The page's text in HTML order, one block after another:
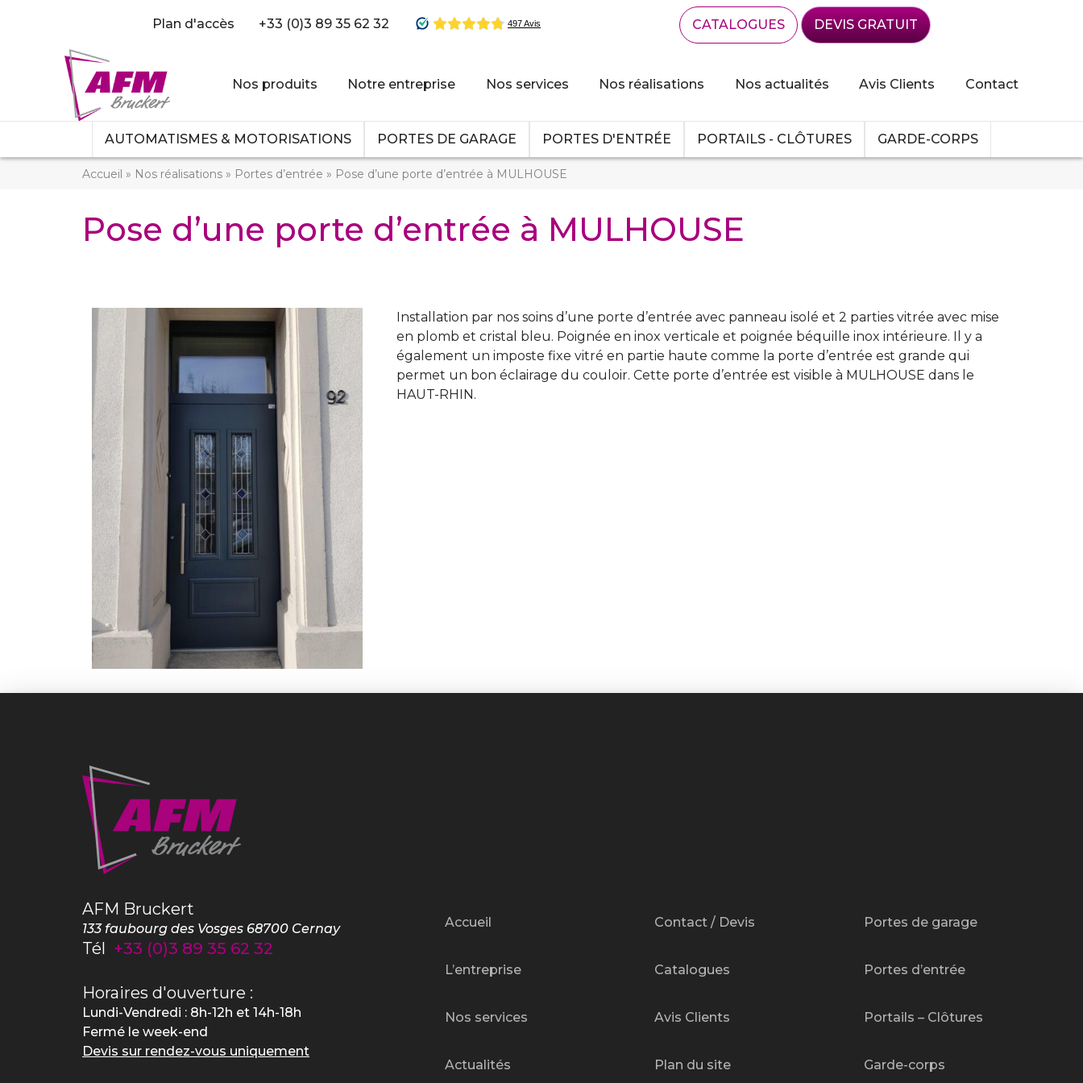
Plan d'accès +33 (0)3 89 35 62 32 CATALOGUES DEVIS GRATUIT
Nos produits Notre entreprise Nos services Nos réalisations Nos actualités Avis Clients Contact
AUTOMATISMES & MOTORISATIONS PORTES DE GARAGE PORTES D'ENTRÉE PORTAILS - CLÔTURES GARDE-CORPS
Accueil » Nos réalisations » Portes d’entrée » Pose d’une porte d’entrée à MULHOUSE
Pose d’une porte d’entrée à MULHOUSE
Installation par nos soins d’une porte d’entrée avec panneau isolé et 2 parties vitrée avec mise
en plomb et cristal bleu. Poignée en inox verticale et poignée béquille inox intérieure. Il y a
également un imposte fixe vitré en partie haute comme la porte d’entrée est grande qui
permet un bon éclairage du couloir. Cette porte d’entrée est visible à MULHOUSE dans le
HAUT-RHIN.
AFM Bruckert
133 faubourg des Vosges 68700 Cernay
Tél +33 (0)3 89 35 62 32
Horaires d'ouverture :
Lundi-Vendredi : 8h-12h et 14h-18h
Fermé le week-end
Devis sur rendez-vous uniquement
Accueil
L’entreprise
Nos services
Actualités
Contact / Devis
Catalogues
Avis Clients
Plan du site
Portes de garage
Portes d’entrée
Portails – Clôtures
Garde-corps